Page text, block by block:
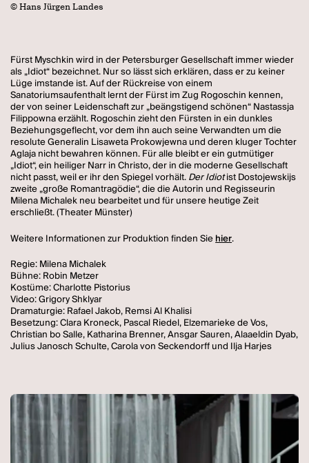
© Hans Jürgen Landes
Fürst Myschkin wird in der Petersburger Gesellschaft immer wieder
als „Idiot“ bezeichnet. Nur so lässt sich erklären, dass er zu keiner
Lüge imstande ist. Auf der Rückreise von einem
Sanatoriumsaufenthalt lernt der Fürst im Zug Rogoschin kennen,
der von seiner Leidenschaft zur „beängstigend schönen“ Nastassja
Filippowna erzählt. Rogoschin zieht den Fürsten in ein dunkles
Beziehungsgeflecht, vor dem ihn auch seine Verwandten um die
resolute Generalin Lisaweta Prokowjewna und deren kluger Tochter
Aglaja nicht bewahren können. Für alle bleibt er ein gutmütiger
„Idiot“, ein heiliger Narr in Christo, der in die moderne Gesellschaft
nicht passt, weil er ihr den Spiegel vorhält.Der Idiotist Dostojewskijs
zweite „große Romantragödie“, die die Autorin und Regisseurin
Milena Michalek neu bearbeitet und für unsere heutige Zeit
erschließt. (Theater Münster)
Weitere Informationen zur Produktion finden Siehier.
Regie: Milena Michalek
Bühne: Robin Metzer
Kostüme: Charlotte Pistorius
Video: Grigory Shklyar
Dramaturgie: Rafael Jakob, Remsi Al Khalisi
Besetzung: Clara Kroneck, Pascal Riedel, Elzemarieke de Vos,
Christian bo Salle, Katharina Brenner, Ansgar Sauren, Alaaeldin Dyab,
Julius Janosch Schulte, Carola von Seckendorff und Ilja Harjes